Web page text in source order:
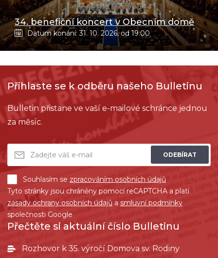
34. benefiční koncert v Obecním domě
Datum konání: 31. 10. 2026, od 19:00
Přihlaste se k odběru našeho Bulletinu
Bulletin přistane ve vaší e-mailové schránce jednou
za měsíc.
ODEBÍRAT
Souhlasím se zpracováním osobních údajů
Tyto stránky jsou chráněny pomocí reCAPTCHA a platí
zásady ochrany osobních údajů a smluvní podmínky
společnosti Google
Přečtěte si aktuální číslo Bulletinu
Rozhovor k 35. výročí Domova sv. Rodiny